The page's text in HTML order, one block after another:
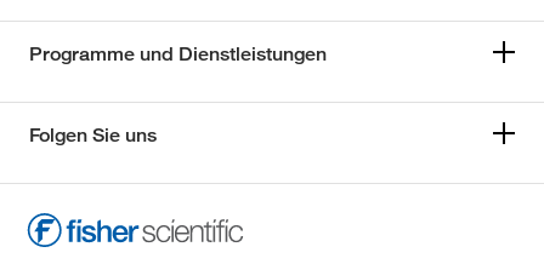
Programme und Dienstleistungen
Folgen Sie uns